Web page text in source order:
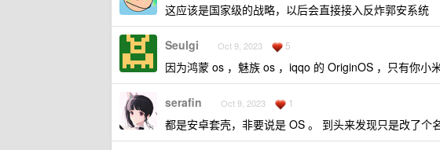
这应该是国家级的战略，以后会直接接入反炸郭安系统
Seulgi Oct 9, 2023 5
因为鸿蒙 os ，魅族 os ，iqqo 的 OriginOS ，只有你小
serafin Oct 9, 2023 1
都是安卓套壳，非要说是 OS 。 到头来发现只是改了个